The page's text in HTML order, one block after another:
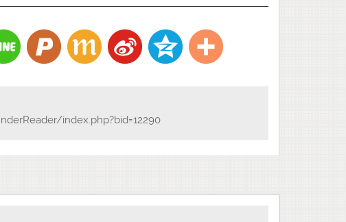
index.php?bid=12290